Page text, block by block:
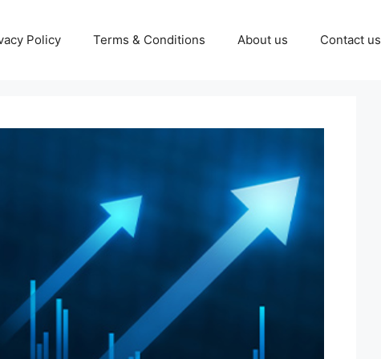
Policy Terms & Conditions About us Contact us